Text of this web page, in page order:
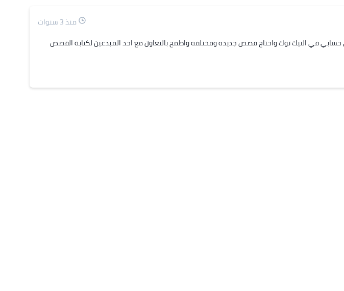
منذ 3 سنوات
حسابي في التيك توك واحتاج قصص جديده ومختلفه واطمح بالتعاون مع احد المبدعين لكتابة القصص